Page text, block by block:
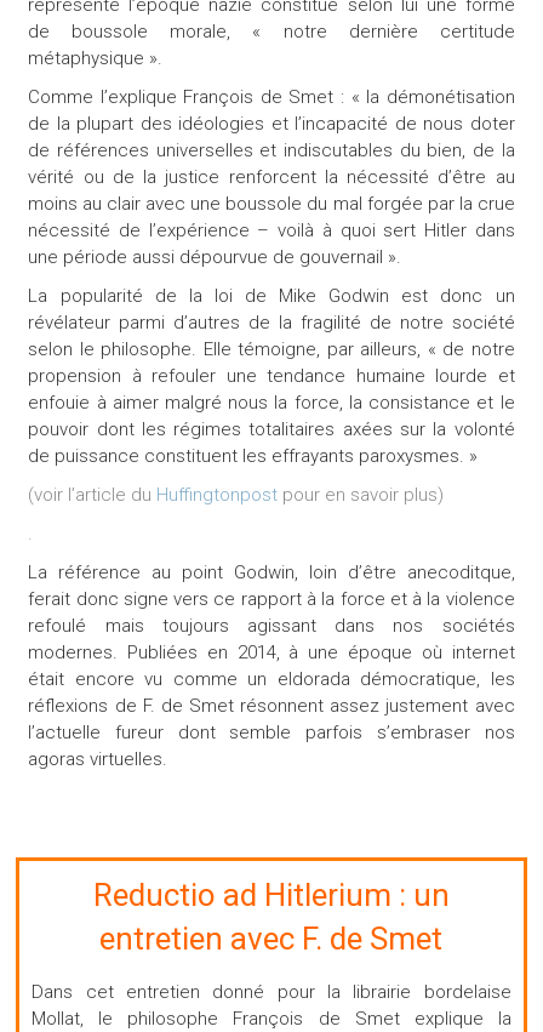
de boussole morale, « notre dernière certitude
métaphysique ».
Comme l’explique François de Smet : « la démonétisation
de la plupart des idéologies et l’incapacité de nous doter
de références universelles et indiscutables du bien, de la
vérité ou de la justice renforcent la nécessité d’être au
moins au clair avec une boussole du mal forgée par la crue
nécessité de l’expérience – voilà à quoi sert Hitler dans
une période aussi dépourvue de gouvernail ».
La popularité de la loi de Mike Godwin est donc un
révélateur parmi d’autres de la fragilité de notre société
selon le philosophe. Elle témoigne, par ailleurs, « de notre
propension à refouler une tendance humaine lourde et
enfouie à aimer malgré nous la force, la consistance et le
pouvoir dont les régimes totalitaires axées sur la volonté
de puissance constituent les effrayants paroxysmes. »
(voir l’article du Huffingtonpost pour en savoir plus)
La référence au point Godwin, loin d’être anecoditque,
ferait donc signe vers ce rapport à la force et à la violence
refoulé mais toujours agissant dans nos sociétés
modernes. Publiées en 2014, à une époque où internet
était encore vu comme un eldorada démocratique, les
réflexions de F. de Smet résonnent assez justement avec
l’actuelle fureur dont semble parfois s’embraser nos
agoras virtuelles.
Reductio ad Hitlerium : un
entretien avec F. de Smet
Dans cet entretien donné pour la librairie bordelaise
Mollat, le philosophe François de Smet explique la